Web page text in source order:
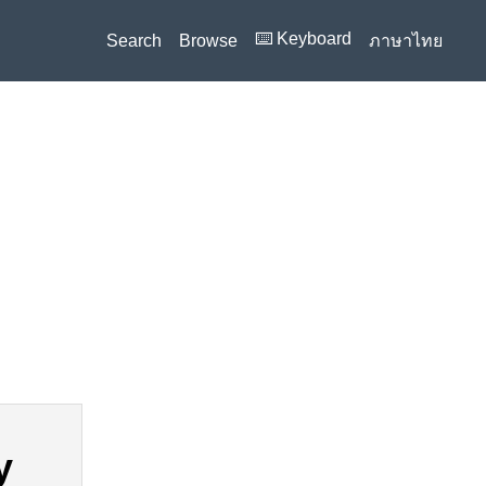
Search Browse ⌨️ Keyboard ภาษาไทย